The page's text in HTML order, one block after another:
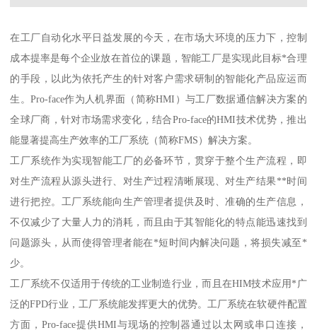
在工厂自动化水平日益发展的今天，在市场大环境的压力下，控制
成本提率是每个企业放在首位的课题，智能工厂是实现此目标*合理
的手段，以此为依托产生的针对客户需求研制的智能化产品应运而
生。Pro-face作为人机界面（简称HMI）与工厂数据通信解决方案的
全球厂商，针对市场需求变化，结合Pro-face的HMI技术优势，推出
能显著提高生产效率的工厂系统（简称FMS）解决方案。
工厂系统作为实现智能工厂的必备环节，贯穿于整个生产流程，即
对生产流程从源头进行、对生产过程清晰展现、对生产结果**时间
进行把控。工厂系统能向生产管理者提供及时、准确的生产信息，
不仅减少了大量人力的消耗，而且由于其智能化的特点能迅速找到
问题源头，从而使得管理者能在*短时间内解决问题，将损失减至*
少。
工厂系统不仅适用于传统的工业制造行业，而且在HIM技术应用*广
泛的FPD行业，工厂系统能发挥更大的优势。工厂系统在软硬件配置
方面，Pro-face提供HMI与现场的控制器通过以太网或串口连接，